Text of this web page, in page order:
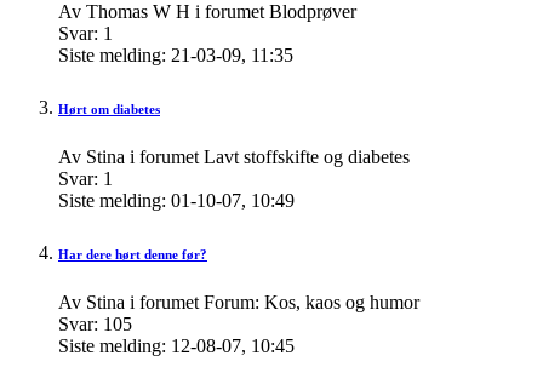
Av Thomas W H i forumet Blodprøver
Svar: 1
Siste melding: 21-03-09, 11:35
Hørt om diabetes
Av Stina i forumet Lavt stoffskifte og diabetes
Svar: 1
Siste melding: 01-10-07, 10:49
Har dere hørt denne før?
Av Stina i forumet Forum: Kos, kaos og humor
Svar: 105
Siste melding: 12-08-07, 10:45